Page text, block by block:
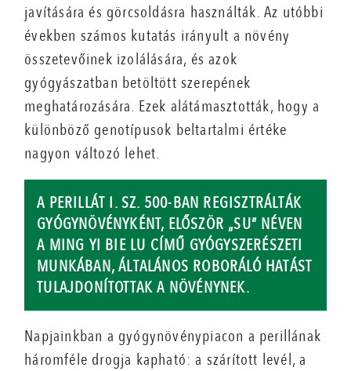
javítására és görcsoldásra használták. Az utóbbi
években számos kutatás irányult a növény
összetevőinek izolálására, és azok
gyógyászatban betöltött szerepének
meghatározására. Ezek alátámasztották, hogy a
különböző genotípusok beltartalmi értéke
nagyon változó lehet.
A PERILLÁT I. SZ. 500-BAN REGISZTRÁLTÁK
GYÓGYNÖVÉNYKÉNT, ELŐSZÖR „SU” NÉVEN
A MING YI BIE LU CÍMŰ GYÓGYSZERÉSZETI
MUNKÁBAN, ÁLTALÁNOS ROBORÁLÓ HATÁST
TULAJDONÍTOTTAK A NÖVÉNYNEK.
Napjainkban a gyógynövénypiacon a perillának
háromféle drogja kapható: a szárított levél, a